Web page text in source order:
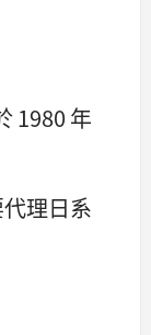
1980 年
理日系